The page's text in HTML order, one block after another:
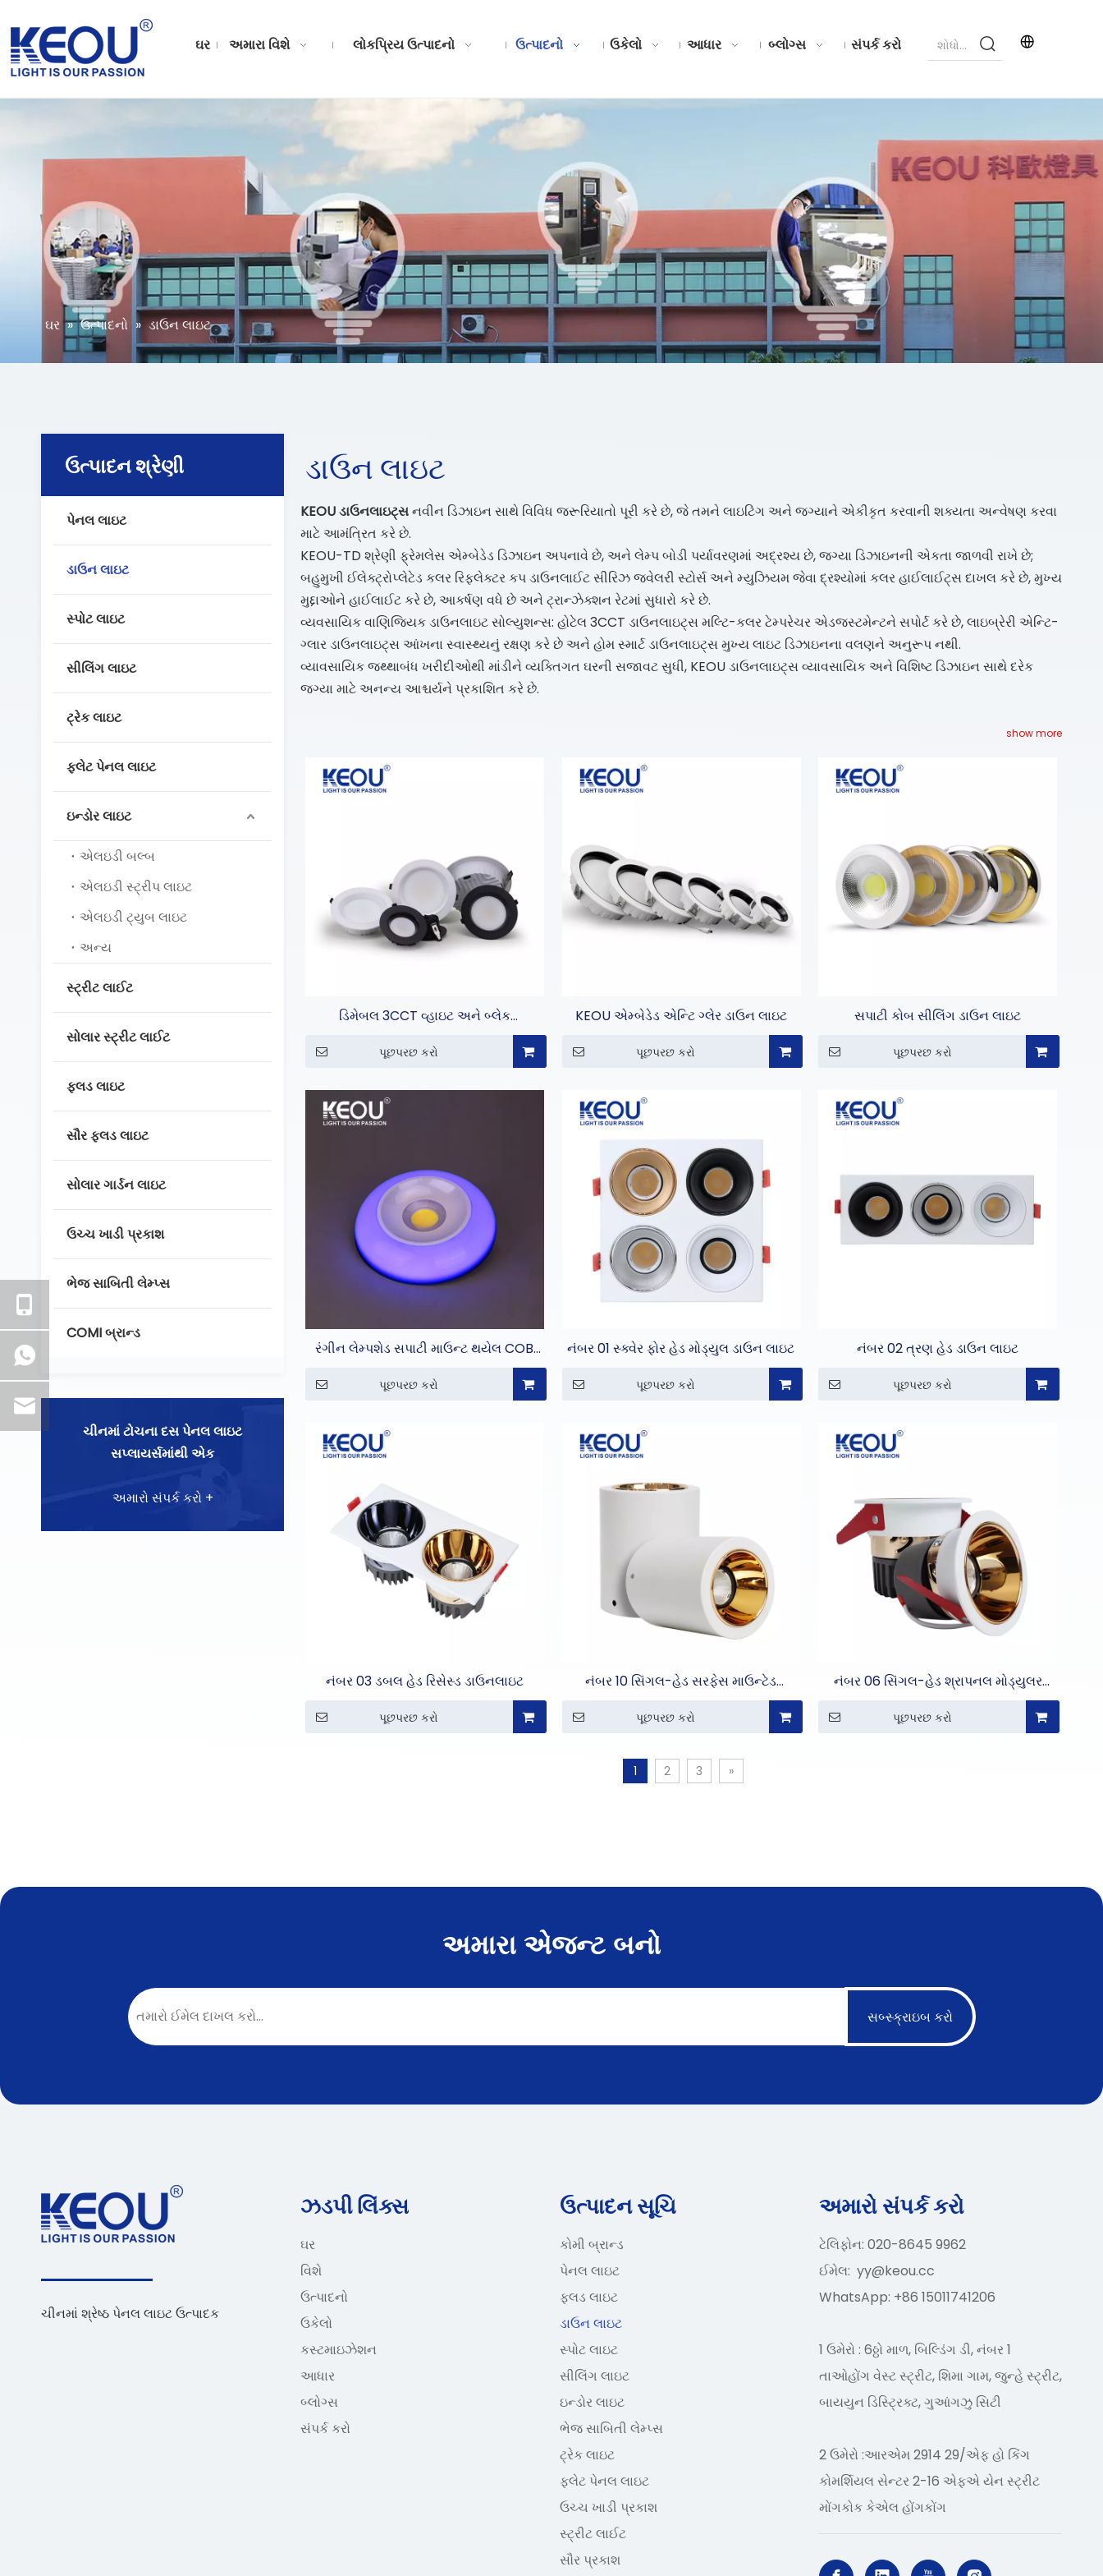
ઘર અમારા વિશે લોકપ્રિય ઉત્પાદનો ઉત્પાદનો ઉકેલો આધાર બ્લોગ્સ સંપર્ક કરો
ઘર » ઉત્પાદનો » ડાઉન લાઇટ
ઉત્પાદન શ્રેણી
પેનલ લાઇટ
ડાઉન લાઇટ
સ્પોટ લાઇટ
સીલિંગ લાઇટ
ટ્રેક લાઇટ
ફ્લેટ પેનલ લાઇટ
ઇન્ડોર લાઇટ
એલઇડી બલ્બ
એલઇડી સ્ટ્રીપ લાઇટ
એલઇડી ટ્યુબ લાઇટ
અન્ય
સ્ટ્રીટ લાઈટ
સોલાર સ્ટ્રીટ લાઈટ
ફ્લડ લાઇટ
સૌર ફ્લડ લાઇટ
સોલાર ગાર્ડન લાઇટ
ઉચ્ચ ખાડી પ્રકાશ
ભેજ સાબિતી લેમ્પ્સ
COMI બ્રાન્ડ
ચીનમાં ટોચના દસ પેનલ લાઇટ
સપ્લાયર્સમાંથી એક
અમારો સંપર્ક કરો +
ડાઉન લાઇટ
KEOUડાઉનલાઇટ્સનવીન ડિઝાઇન સાથે વિવિધ જરૂરિયાતો પૂરી કરે છે, જે તમને લાઇટિંગ અને જગ્યાને એકીકૃત કરવાની શક્યતા અન્વેષણ કરવા
માટે આમંત્રિત કરે છે.
KEOU-TD શ્રેણી ફ્રેમલેસ એમ્બેડેડ ડિઝાઇન અપનાવે છે, અને લેમ્પ બોડી પર્યાવરણમાં અદ્રશ્ય છે, જગ્યા ડિઝાઇનની એકતા જાળવી રાખે છે;
બહુમુખી ઈલેક્ટ્રોપ્લેટેડ કલર રિફ્લેક્ટર કપ ડાઉનલાઈટ સીરિઝ જ્વેલરી સ્ટોર્સ અને મ્યુઝિયમ જેવા દ્રશ્યોમાં કલર હાઈલાઈટ્સ દાખલ કરે છે, મુખ્ય
મુદ્દાઓને હાઈલાઈટ કરે છે, આકર્ષણ વધે છે અને ટ્રાન્ઝેક્શન રેટમાં સુધારો કરે છે.
વ્યવસાયિક વાણિજ્યિક ડાઉનલાઇટ સોલ્યુશન્સ: હોટેલ 3CCT ડાઉનલાઇટ્સ મલ્ટિ-કલર ટેમ્પરેચર એડજસ્ટમેન્ટને સપોર્ટ કરે છે, લાઇબ્રેરી એન્ટિ-
ગ્લાર ડાઉનલાઇટ્સ આંખના સ્વાસ્થ્યનું રક્ષણ કરે છે અને હોમ સ્માર્ટ ડાઉનલાઇટ્સ મુખ્ય લાઇટ ડિઝાઇનના વલણને અનુરૂપ નથી.
વ્યાવસાયિક જથ્થાબંધ ખરીદીઓથી માંડીને વ્યક્તિગત ઘરની સજાવટ સુધી, KEOU ડાઉનલાઇટ્સ વ્યાવસાયિક અને વિશિષ્ટ ડિઝાઇન સાથે દરેક
જગ્યા માટે અનન્ય આશ્ચર્યને પ્રકાશિત કરે છે.
show more
ડિમેબલ 3CCT વ્હાઇટ અને બ્લેક
એલ્યુમિનિયમ કેસીંગ ડાઉન લાઇટ
પૂછપરછ કરો
KEOU એમ્બેડેડ એન્ટિ ગ્લેર ડાઉન લાઇટ
પૂછપરછ કરો
સપાટી કોબ સીલિંગ ડાઉન લાઇટ
પૂછપરછ કરો
રંગીન લેમ્પશેડ સપાટી માઉન્ટ થયેલ COB
પૂછપરછ કરો
નંબર 01 સ્ક્વેર ફોર હેડ મોડ્યુલ ડાઉન લાઇટ
પૂછપરછ કરો
નંબર 02 ત્રણ હેડ ડાઉન લાઇટ
પૂછપરછ કરો
નંબર 03 ડબલ હેડ રિસેસ્ડ ડાઉનલાઇટ
પૂછપરછ કરો
નંબર 10 સિંગલ-હેડ સરફેસ માઉન્ટેડ
પૂછપરછ કરો
નંબર 06 સિંગલ-હેડ શ્રાપનલ મોડ્યુલર
પૂછપરછ કરો
1 2 3 »
અમારા એજન્ટ બનો
સબ્સ્ક્રાઇબ કરો
ચીનમાં શ્રેષ્ઠ પેનલ લાઇટ ઉત્પાદક
ઝડપી લિંક્સ
ઘર
વિશે
ઉત્પાદનો
ઉકેલો
કસ્ટમાઇઝેશન
આધાર
બ્લોગ્સ
સંપર્ક કરો
ઉત્પાદન સૂચિ
કોમી બ્રાન્ડ
પેનલ લાઇટ
ફ્લડ લાઇટ
ડાઉન લાઇટ
સ્પોટ લાઇટ
સીલિંગ લાઇટ
ઇન્ડોર લાઇટ
ભેજ સાબિતી લેમ્પ્સ
ટ્રેક લાઇટ
ફ્લેટ પેનલ લાઇટ
ઉચ્ચ ખાડી પ્રકાશ
સ્ટ્રીટ લાઈટ
સૌર પ્રકાશ
અમારો સંપર્ક કરો
ટેલિફોન: 020-8645 9962
ઈમેલ: yy@keou.cc
WhatsApp: +86 15011741206
1 ઉમેરો : 6ઠ્ઠો માળ, બિલ્ડિંગ ડી, નંબર 1
તાઓહોંગ વેસ્ટ સ્ટ્રીટ, શિમા ગામ, જુન્હે સ્ટ્રીટ,
બાયયુન ડિસ્ટ્રિક્ટ, ગુઆંગઝુ સિટી
2 ઉમેરો :આરએમ 2914 29/એફ હો કિંગ
કોમર્શિયલ સેન્ટર 2-16 એફએ યેન સ્ટ્રીટ
મોંગકોક કેએલ હોંગકોંગ